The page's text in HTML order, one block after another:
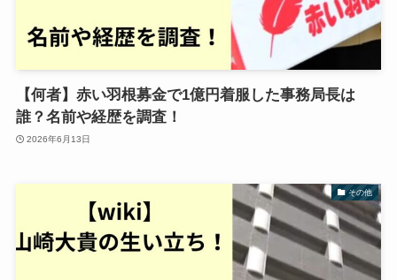
【何者】赤い羽根募金で1億円着服した事務局長は
誰？名前や経歴を調査！
2026年6月13日
その他